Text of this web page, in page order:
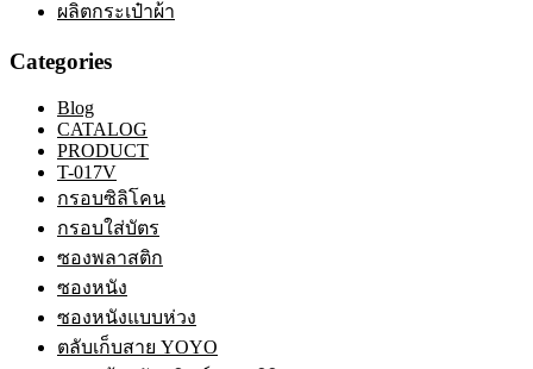
ผลิตกระเป๋าผ้า
Categories
Blog
CATALOG
PRODUCT
T-017V
กรอบซิลิโคน
กรอบใส่บัตร
ซองพลาสติก
ซองหนัง
ซองหนังแบบห่วง
ตลับเก็บสาย YOYO